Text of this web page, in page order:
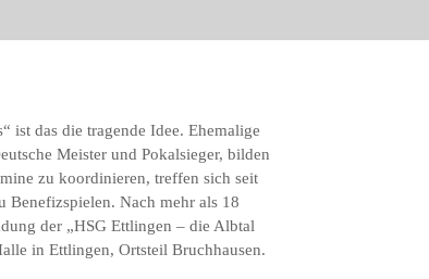
ist das die tragende Idee. Ehemalige
Meister und Pokalsieger, bilden
zu koordinieren, treffen sich seit
Benefizspielen. Nach mehr als 18
der „HSG Ettlingen – die Albtal
in Ettlingen, Ortsteil Bruchhausen.